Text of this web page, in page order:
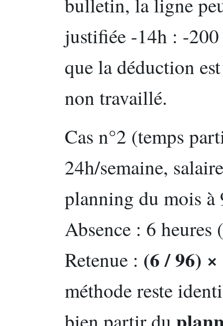
justifiée -14h : -
que la déduction
non travaillé.
Cas n°2 (temps
24h/semaine,
planning du mois à
Absence : 6
Retenue : (6 / 96)
méthode reste